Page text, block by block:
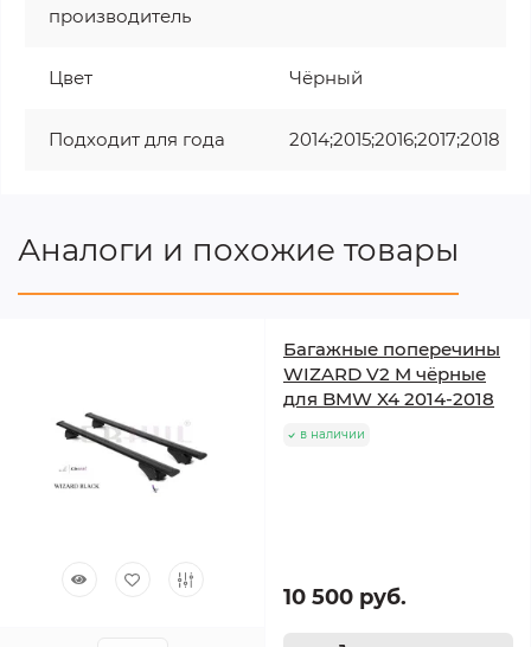
производитель
Цвет Чёрный
Подходит для года 2014;2015;2016;2017;2018
Аналоги и похожие товары
Багажные поперечины
WIZARD V2 M чёрные
для BMW X4 2014-2018
в наличии
10 500 руб.